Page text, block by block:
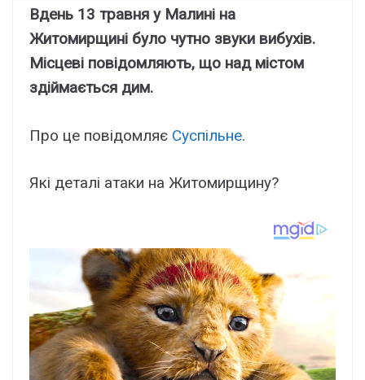
Вдень 13 травня у Малині на
Житомирщині було чутно звуки вибухів.
Місцеві повідомляють, що над містом
здіймається дим.
Про це повідомляє Суспільне.
Які деталі атаки на Житомирщину?